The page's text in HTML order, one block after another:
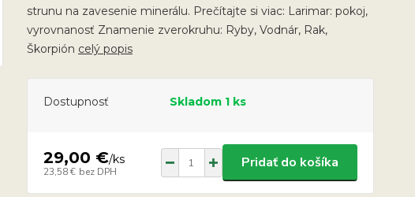
strunu na zavesenie minerálu. Prečítajte si viac: Larimar: pokoj,
vyrovnanosť Znamenie zverokruhu: Ryby, Vodnár, Rak,
Škorpión celý popis
Dostupnosť Skladom 1 ks
29,00 €/ks
23,58 € bez DPH
Pridať do košíka